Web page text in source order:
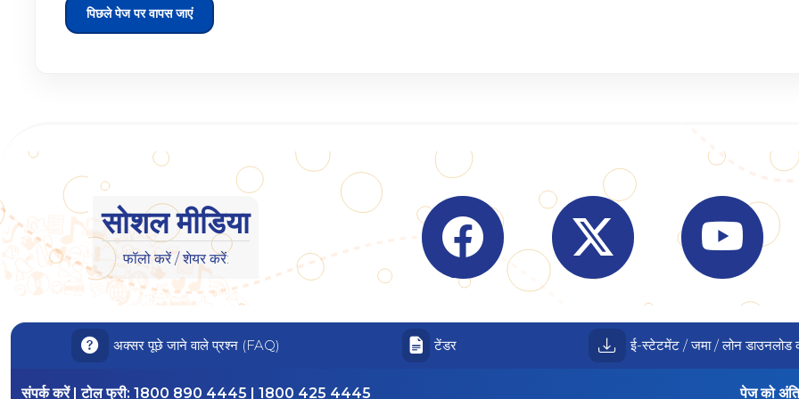
पिछले पेज पर वापस जाएं
सोशल मीडिया
फॉलो करें / शेयर करें:
Visit Indian Overseas Bank Facebook page
Visit Indian OverseasVisit
अक्सर पूछे जाने वाले प्रश्न (FAQ) टेंडर ई-स्टेटमेंट / जमा / लोन डाउनलोड
संपर्क करें | टोल फ्री: 1800 890 4445 | 1800 425 4445 पेज को